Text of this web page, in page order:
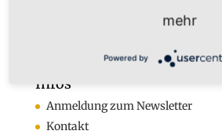
Infos
Anmeldung zum Newsletter
Kontakt
mehr
Powered by